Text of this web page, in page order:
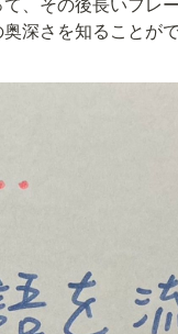
深さを知ることが